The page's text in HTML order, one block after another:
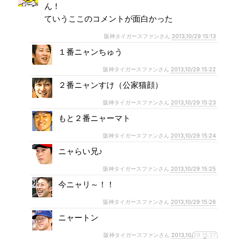
ん！
ていうここのコメントが面白かった
阪神タイガースファンさん 2013,10/29 15:13
１番ニャンちゅう
阪神タイガースファンさん 2013,10/29 15:22
２番ニャンすけ（公家猫顔）
阪神タイガースファンさん 2013,10/29 15:23
もと２番ニャーマト
阪神タイガースファンさん 2013,10/29 15:24
ニャらい兄♪
阪神タイガースファンさん 2013,10/29 15:25
今ニャリ～！！
阪神タイガースファンさん 2013,10/29 15:26
ニャートン
阪神タイガースファンさん 2013,10/29 15:27